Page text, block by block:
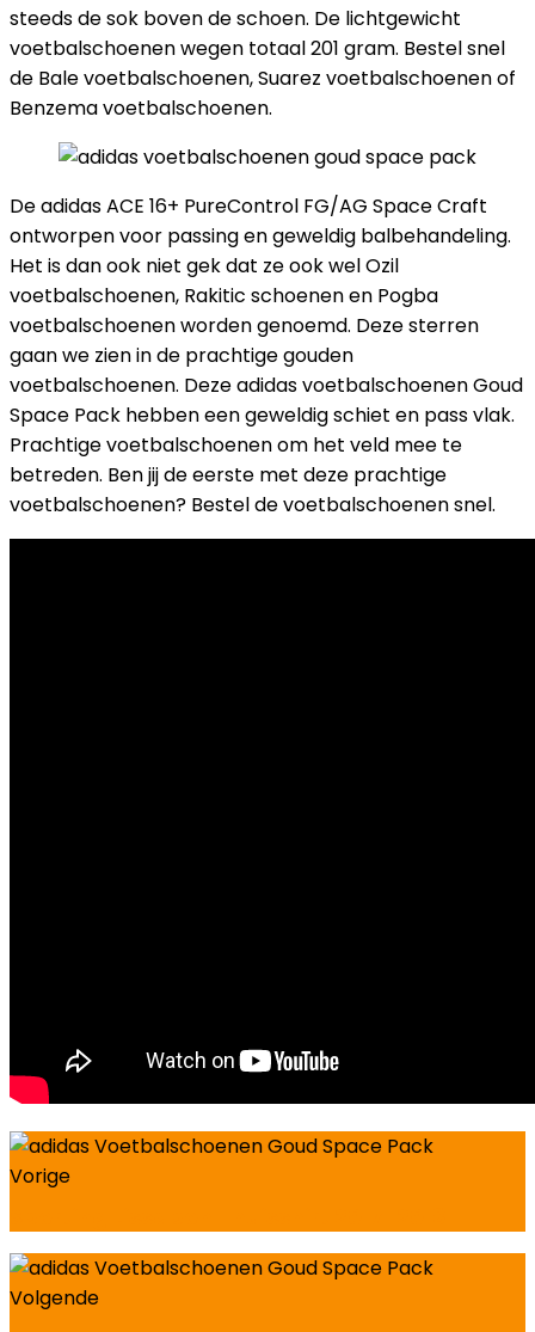
steeds de sok boven de schoen. De lichtgewicht
voetbalschoenen wegen totaal 201 gram. Bestel snel
de Bale voetbalschoenen, Suarez voetbalschoenen of
Benzema voetbalschoenen.
De adidas ACE 16+ PureControl FG/AG Space Craft
ontworpen voor passing en geweldig balbehandeling.
Het is dan ook niet gek dat ze ook wel Ozil
voetbalschoenen, Rakitic schoenen en Pogba
voetbalschoenen worden genoemd. Deze sterren
gaan we zien in de prachtige gouden
voetbalschoenen. Deze adidas voetbalschoenen Goud
Space Pack hebben een geweldig schiet en pass vlak.
Prachtige voetbalschoenen om het veld mee te
betreden. Ben jij de eerste met deze prachtige
voetbalschoenen? Bestel de voetbalschoenen snel.
Vorige
Volgende